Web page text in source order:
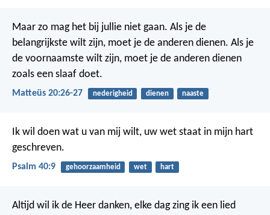
Maar zo mag het bij jullie niet gaan. Als je de
belangrijkste wilt zijn, moet je de anderen dienen. Als je
de voornaamste wilt zijn, moet je de anderen dienen
zoals een slaaf doet.
Matteüs 20:26-27 nederigheid dienen naaste
Ik wil doen wat u van mij wilt, uw wet staat in mijn hart
geschreven.
Psalm 40:9 gehoorzaamheid wet hart
Altijd wil ik de Heer danken, elke dag zing ik een lied